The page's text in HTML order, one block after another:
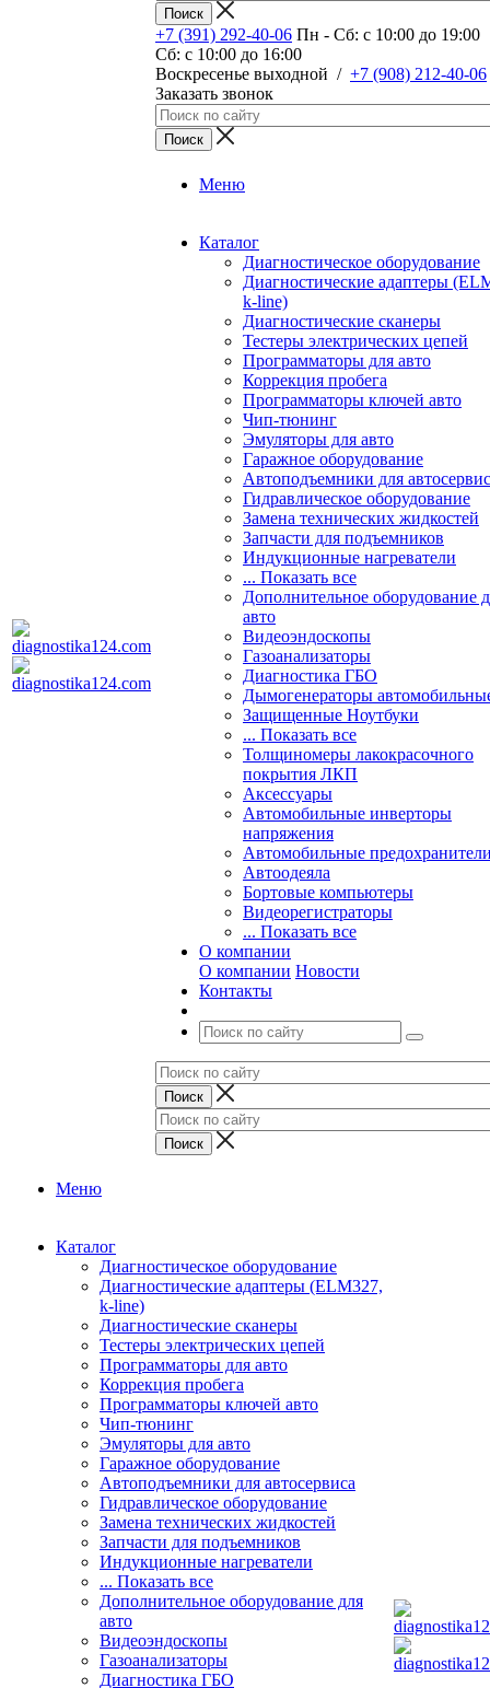
+7 (391) 292-40-06 Пн - Сб: c 10:00 до 19:00
Сб: c 10:00 до 16:00
​Воскресенье выходной / +7 (908) 212-40-06
Заказать звонок
Меню
Каталог
Диагностическое оборудование
Диагностические адаптеры
k-line)
Диагностические сканеры
Тестеры электрических цепей
Программаторы для авто
Коррекция пробега
Программаторы ключей авто
Чип-тюнинг
Эмуляторы для авто
Гаражное оборудование
Автоподъемники для
Гидравлическое оборудование
Замена технических жидкостей
Запчасти для подъемников
Индукционные нагреватели
... Показать все
Дополнительное оборудование
авто
Видеоэндоскопы
Газоанализаторы
Диагностика ГБО
Дымогенераторы
Защищенные Ноутбуки
... Показать все
Толщиномеры лакокрасочного
покрытия ЛКП
Аксессуары
Автомобильные инверторы
напряжения
Автомобильные
Автоодеяла
Бортовые компьютеры
Видеорегистраторы
... Показать все
О компании
О компании Новости
Контакты
Меню
Каталог
Диагностическое оборудование
Диагностические адаптеры (ELM327,
k-line)
Диагностические сканеры
Тестеры электрических цепей
Программаторы для авто
Коррекция пробега
Программаторы ключей авто
Чип-тюнинг
Эмуляторы для авто
Гаражное оборудование
Автоподъемники для автосервиса
Гидравлическое оборудование
Замена технических жидкостей
Запчасти для подъемников
Индукционные нагреватели
... Показать все
Дополнительное оборудование для
авто
Видеоэндоскопы
Газоанализаторы
Диагностика ГБО